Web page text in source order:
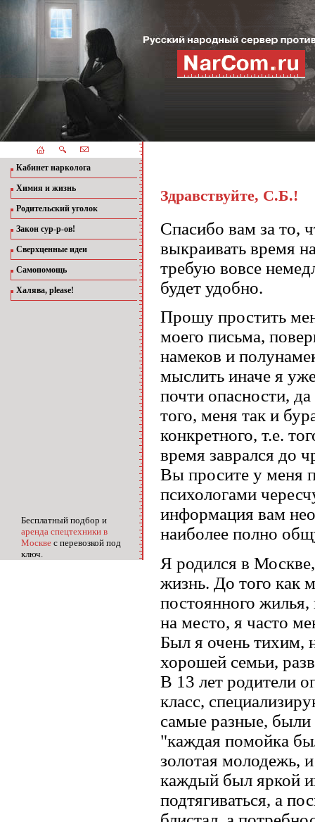
Кабинет нарколога
Химия и жизнь
Родительский уголок
Закон сур-р-ов!
Сверхценные идеи
Самопомощь
Халява, please!
Бесплатный подбор и
аренда спецтехники в
Москве с перевозкой под
ключ.
Здравствуйте, С.Б.!
Спасибо вам за то,
выкраивать время
требую вовсе
будет удобно.
Прошу простить
моего письма,
намеков и
мыслить иначе я
почти опасности,
того, меня так и
конкретного, т.е.
время заврался до
Вы просите у меня
психологами
информация вам
наиболее полно
Я родился в
жизнь. До того как
постоянного
на место, я часто
Был я очень тихим,
хорошей семьи,
В 13 лет родители
класс,
самые разные, были
"каждая помойка
золотая молодежь,
каждый был яркой
подтягиваться, а